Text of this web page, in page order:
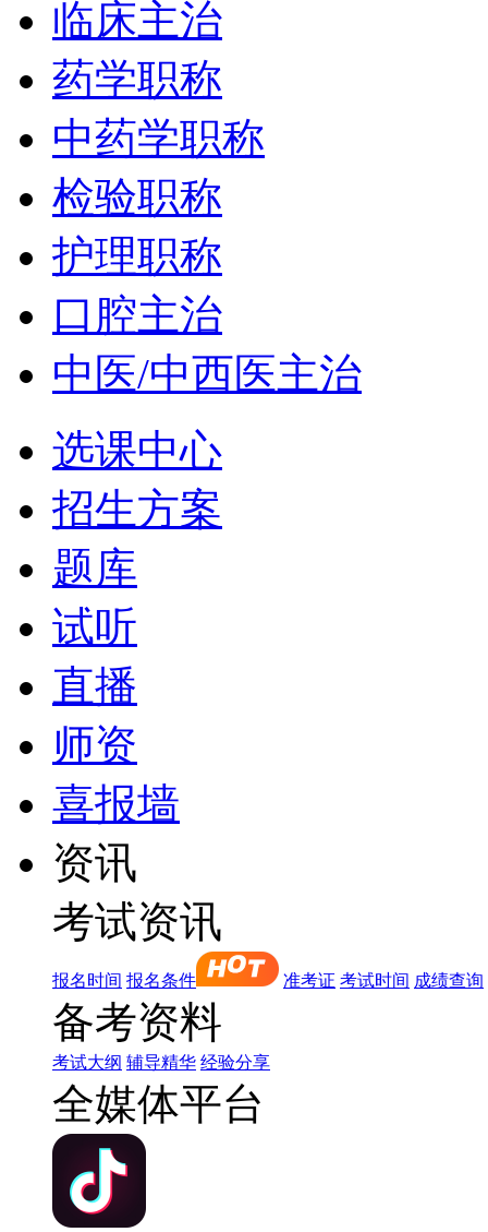
临床主治
药学职称
中药学职称
检验职称
护理职称
口腔主治
中医/中西医主治
选课中心
招生方案
题库
试听
直播
师资
喜报墙
资讯
考试资讯
报名时间 报名条件 准考证 考试时间 成绩查询
备考资料
考试大纲 辅导精华 经验分享
全媒体平台